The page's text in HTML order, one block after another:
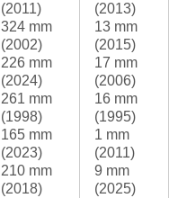
(2011)
324 mm
(2002)
226 mm
(2024)
261 mm
(1998)
165 mm
(2023)
210 mm
(2018)
(2013)
13 mm
(2015)
17 mm
(2006)
16 mm
(1995)
1 mm
(2011)
9 mm
(2025)